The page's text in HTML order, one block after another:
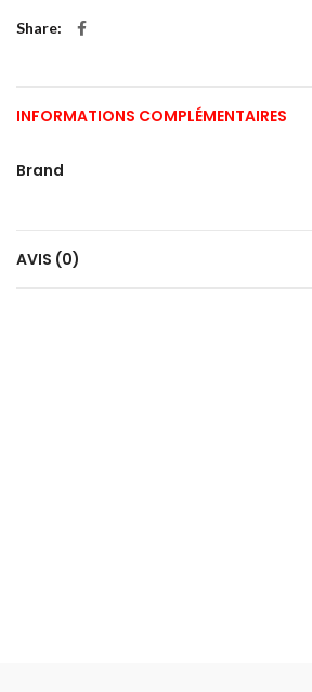
Share
INFORMATIONS COMPLÉMENTAIRES
Brand
AVIS (0)